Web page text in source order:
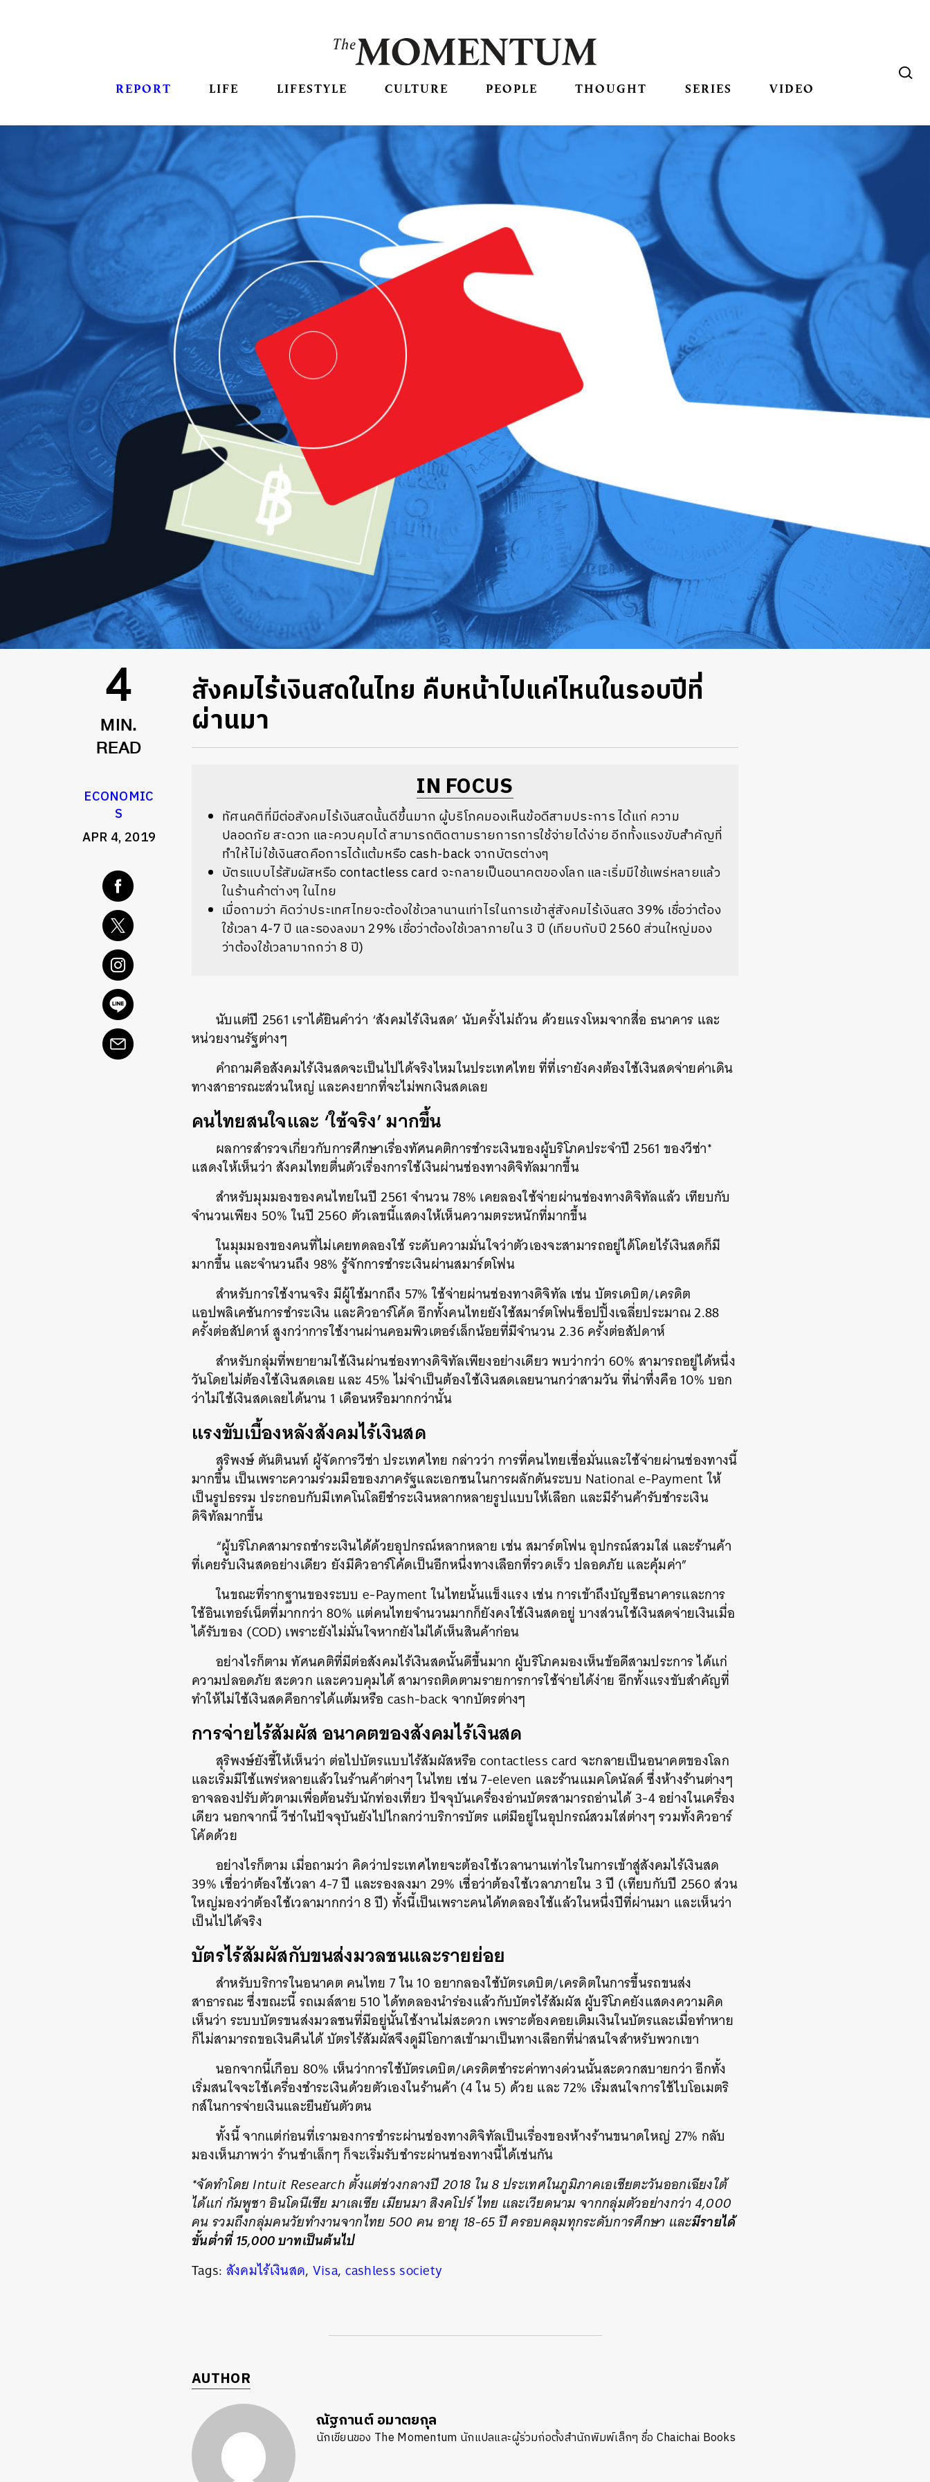
REPORT LIFE LIFESTYLE CULTURE PEOPLE THOUGHT SERIES VIDEO
4
MIN.
READ
ECONOMIC
S
APR 4, 2019
สังคมไร้เงินสดในไทย คืบหน้าไปแค่ไหนในรอบปีที่
ผ่านมา
IN FOCUS
ทัศนคติที่มีต่อสังคมไร้เงินสดนั้นดีขึ้นมาก ผู้บริโภคมองเห็นข้อดีสามประการ ได้แก่ ความ
ปลอดภัย สะดวก และควบคุมได้ สามารถติดตามรายการการใช้จ่ายได้ง่าย อีกทั้งแรงขับสำคัญที่
ทำให้ไม่ใช้เงินสดคือการได้แต้มหรือ cash-back จากบัตรต่างๆ
บัตรแบบไร้สัมผัสหรือ contactless card จะกลายเป็นอนาคตของโลก และเริ่มมีใช้แพร่หลายแล้ว
ในร้านค้าต่างๆ ในไทย
เมื่อถามว่า คิดว่าประเทศไทยจะต้องใช้เวลานานเท่าไรในการเข้าสู่สังคมไร้เงินสด 39% เชื่อว่าต้อง
ใช้เวลา 4-7 ปี และรองลงมา 29% เชื่อว่าต้องใช้เวลาภายใน 3 ปี (เทียบกับปี 2560 ส่วนใหญ่มอง
ว่าต้องใช้เวลามากกว่า 8 ปี)
นับแต่ปี 2561 เราได้ยินคำว่า ‘สังคมไร้เงินสด’ นับครั้งไม่ถ้วน ด้วยแรงโหมจากสื่อ ธนาคาร และ
หน่วยงานรัฐต่างๆ
คำถามคือสังคมไร้เงินสดจะเป็นไปได้จริงไหมในประเทศไทย ที่ที่เรายังคงต้องใช้เงินสดจ่ายค่าเดิน
ทางสาธารณะส่วนใหญ่ และคงยากที่จะไม่พกเงินสดเลย
คนไทยสนใจและ ‘ใช้จริง’ มากขึ้น
ผลการสำรวจเกี่ยวกับการศึกษาเรื่องทัศนคติการชำระเงินของผู้บริโภคประจำปี 2561 ของวีซ่า*
แสดงให้เห็นว่า สังคมไทยตื่นตัวเรื่องการใช้เงินผ่านช่องทางดิจิทัลมากขึ้น
สำหรับมุมมองของคนไทยในปี 2561 จำนวน 78% เคยลองใช้จ่ายผ่านช่องทางดิจิทัลแล้ว เทียบกับ
จำนวนเพียง 50% ในปี 2560 ตัวเลขนี้แสดงให้เห็นความตระหนักที่มากขึ้น
ในมุมมองของคนที่ไม่เคยทดลองใช้ ระดับความมั่นใจว่าตัวเองจะสามารถอยู่ได้โดยไร้เงินสดก็มี
มากขึ้น และจำนวนถึง 98% รู้จักการชำระเงินผ่านสมาร์ตโฟน
สำหรับการใช้งานจริง มีผู้ใช้มากถึง 57% ใช้จ่ายผ่านช่องทางดิจิทัล เช่น บัตรเดบิต/เครดิต
แอปพลิเคชันการชำระเงิน และคิวอาร์โค้ด อีกทั้งคนไทยยังใช้สมาร์ตโฟนช็อปปิ้งเฉลี่ยประมาณ 2.88
ครั้งต่อสัปดาห์ สูงกว่าการใช้งานผ่านคอมพิวเตอร์เล็กน้อยที่มีจำนวน 2.36 ครั้งต่อสัปดาห์
สำหรับกลุ่มที่พยายามใช้เงินผ่านช่องทางดิจิทัลเพียงอย่างเดียว พบว่ากว่า 60% สามารถอยู่ได้หนึ่ง
วันโดยไม่ต้องใช้เงินสดเลย และ 45% ไม่จำเป็นต้องใช้เงินสดเลยนานกว่าสามวัน ที่น่าทึ่งคือ 10% บอก
ว่าไม่ใช้เงินสดเลยได้นาน 1 เดือนหรือมากกว่านั้น
แรงขับเบื้องหลังสังคมไร้เงินสด
สุริพงษ์ ตันตินนท์ ผู้จัดการวีซ่า ประเทศไทย กล่าวว่า การที่คนไทยเชื่อมั่นและใช้จ่ายผ่านช่องทางนี้
มากขึ้น เป็นเพราะความร่วมมือของภาครัฐและเอกชนในการผลักดันระบบ National e-Payment ให้
เป็นรูปธรรม ประกอบกับมีเทคโนโลยีชำระเงินหลากหลายรูปแบบให้เลือก และมีร้านค้ารับชำระเงิน
ดิจิทัลมากขึ้น
“ผู้บริโภคสามารถชำระเงินได้ด้วยอุปกรณ์หลากหลาย เช่น สมาร์ตโฟน อุปกรณ์สวมใส่ และร้านค้า
ที่เคยรับเงินสดอย่างเดียว ยังมีคิวอาร์โค้ดเป็นอีกหนึ่งทางเลือกที่รวดเร็ว ปลอดภัย และคุ้มค่า”
ในขณะที่รากฐานของระบบ e-Payment ในไทยนั้นแข็งแรง เช่น การเข้าถึงบัญชีธนาคารและการ
ใช้อินเทอร์เน็ตที่มากกว่า 80% แต่คนไทยจำนวนมากก็ยังคงใช้เงินสดอยู่ บางส่วนใช้เงินสดจ่ายเงินเมื่อ
ได้รับของ (COD) เพราะยังไม่มั่นใจหากยังไม่ได้เห็นสินค้าก่อน
อย่างไรก็ตาม ทัศนคติที่มีต่อสังคมไร้เงินสดนั้นดีขึ้นมาก ผู้บริโภคมองเห็นข้อดีสามประการ ได้แก่
ความปลอดภัย สะดวก และควบคุมได้ สามารถติดตามรายการการใช้จ่ายได้ง่าย อีกทั้งแรงขับสำคัญที่
ทำให้ไม่ใช้เงินสดคือการได้แต้มหรือ cash-back จากบัตรต่างๆ
การจ่ายไร้สัมผัส อนาคตของสังคมไร้เงินสด
สุริพงษ์ยังชี้ให้เห็นว่า ต่อไปบัตรแบบไร้สัมผัสหรือ contactless card จะกลายเป็นอนาคตของโลก
และเริ่มมีใช้แพร่หลายแล้วในร้านค้าต่างๆ ในไทย เช่น 7-eleven และร้านแมคโดนัลด์ ซึ่งห้างร้านต่างๆ
อาจลองปรับตัวตามเพื่อต้อนรับนักท่องเที่ยว ปัจจุบันเครื่องอ่านบัตรสามารถอ่านได้ 3-4 อย่างในเครื่อง
เดียว นอกจากนี้ วีซ่าในปัจจุบันยังไปไกลกว่าบริการบัตร แต่มีอยู่ในอุปกรณ์สวมใส่ต่างๆ รวมทั้งคิวอาร์
โค้ดด้วย
อย่างไรก็ตาม เมื่อถามว่า คิดว่าประเทศไทยจะต้องใช้เวลานานเท่าไรในการเข้าสู่สังคมไร้เงินสด
39% เชื่อว่าต้องใช้เวลา 4-7 ปี และรองลงมา 29% เชื่อว่าต้องใช้เวลาภายใน 3 ปี (เทียบกับปี 2560 ส่วน
ใหญ่มองว่าต้องใช้เวลามากกว่า 8 ปี) ทั้งนี้เป็นเพราะคนได้ทดลองใช้แล้วในหนึ่งปีที่ผ่านมา และเห็นว่า
เป็นไปได้จริง
บัตรไร้สัมผัสกับขนส่งมวลชนและรายย่อย
สำหรับบริการในอนาคต คนไทย 7 ใน 10 อยากลองใช้บัตรเดบิต/เครดิตในการขึ้นรถขนส่ง
สาธารณะ ซึ่งขณะนี้ รถเมล์สาย 510 ได้ทดลองนำร่องแล้วกับบัตรไร้สัมผัส ผู้บริโภคยังแสดงความคิด
เห็นว่า ระบบบัตรขนส่งมวลชนที่มีอยู่นั้นใช้งานไม่สะดวก เพราะต้องคอยเติมเงินในบัตรและเมื่อทำหาย
ก็ไม่สามารถขอเงินคืนได้ บัตรไร้สัมผัสจึงดูมีโอกาสเข้ามาเป็นทางเลือกที่น่าสนใจสำหรับพวกเขา
นอกจากนี้เกือบ 80% เห็นว่าการใช้บัตรเดบิต/เครดิตชำระค่าทางด่วนนั้นสะดวกสบายกว่า อีกทั้ง
เริ่มสนใจจะใช้เครื่องชำระเงินด้วยตัวเองในร้านค้า (4 ใน 5) ด้วย และ 72% เริ่มสนใจการใช้ไบโอเมตริ
กส์ในการจ่ายเงินและยืนยันตัวตน
ทั้งนี้ จากแต่ก่อนที่เรามองการชำระผ่านช่องทางดิจิทัลเป็นเรื่องของห้างร้านขนาดใหญ่ 27% กลับ
มองเห็นภาพว่า ร้านชำเล็กๆ ก็จะเริ่มรับชำระผ่านช่องทางนี้ได้เช่นกัน
*จัดทำโดย Intuit Research ตั้งแต่ช่วงกลางปี 2018 ใน 8 ประเทศในภูมิภาคเอเชียตะวันออกเฉียงใต้
ได้แก่ กัมพูชา อินโดนีเซีย มาเลเซีย เมียนมา สิงคโปร์ ไทย และเวียดนาม จากกลุ่มตัวอย่างกว่า 4,000
คน รวมถึงกลุ่มคนวัยทำงานจากไทย 500 คน อายุ 18-65 ปี ครอบคลุมทุกระดับการศึกษา และมีรายได้
ขั้นต่ำที่ 15,000 บาทเป็นต้นไป
Tags: สังคมไร้เงินสด, Visa, cashless society
AUTHOR
ณัฐกานต์ อมาตยกุล
นักเขียนของ The Momentum นักแปลและผู้ร่วมก่อตั้งสำนักพิมพ์เล็กๆ ชื่อ Chaichai Books
ค้นหา
SHARE TWEET LINE EMAIL